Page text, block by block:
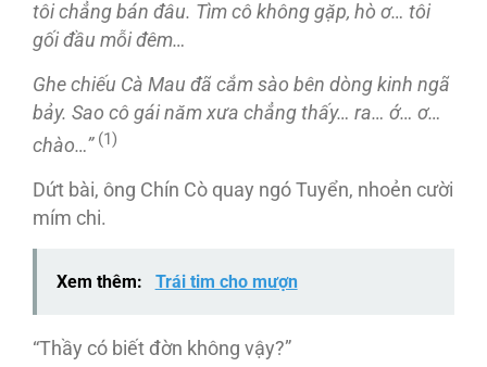
tôi chẳng bán đâu. Tìm cô không gặp, hò ơ… tôi
gối đầu mỗi đêm…
Ghe chiếu Cà Mau đã cắm sào bên dòng kinh ngã
bảy. Sao cô gái năm xưa chẳng thấy… ra… ớ… ơ…
chào…” (1)
Dứt bài, ông Chín Cò quay ngó Tuyển, nhoẻn cười
mím chi.
Xem thêm: Trái tim cho mượn
“Thầy có biết đờn không vậy?”